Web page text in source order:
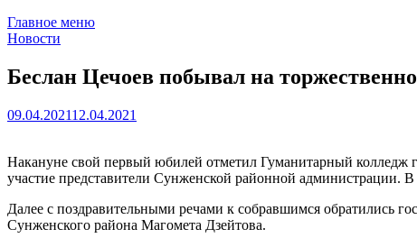
Главное меню
Новости
Беслан Цечоев побывал на
09.04.202112.04.2021
Накануне свой первый юбилей отметил Гуманитарный
участие представители Сунженской районной администрации.
Далее с поздравительными речами к собравшимся обратились
Сунженского района Магомета Дзейтова.